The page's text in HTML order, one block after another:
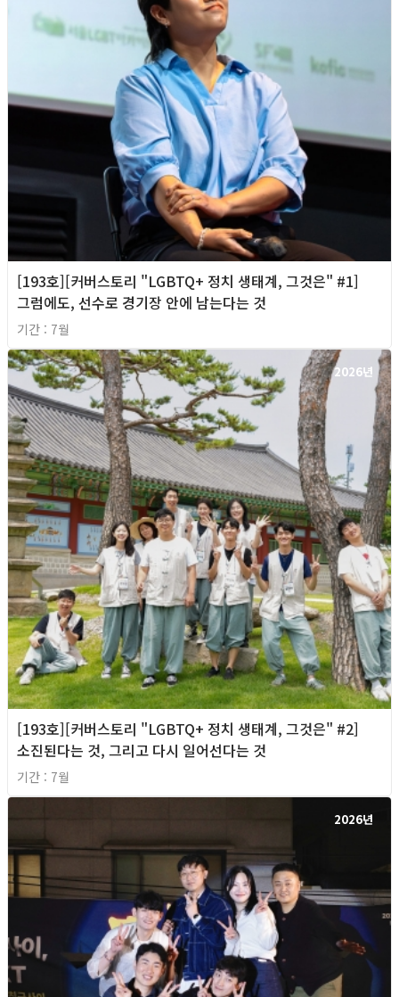
[193호][커버스토리 "LGBTQ+ 정치 생태계, 그것은" #1]
그럼에도, 선수로 경기장 안에 남는다는 것
기간 : 7월
2026년
[193호][커버스토리 "LGBTQ+ 정치 생태계, 그것은" #2]
소진된다는 것, 그리고 다시 일어선다는 것
기간 : 7월
2026년